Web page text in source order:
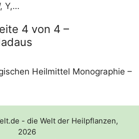
Y,…
4 von 4 –
Heil­mit­tel Mono­gra­phie –
- die Welt der Heilpflanzen,
2026